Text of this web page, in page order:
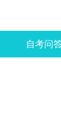
自考问